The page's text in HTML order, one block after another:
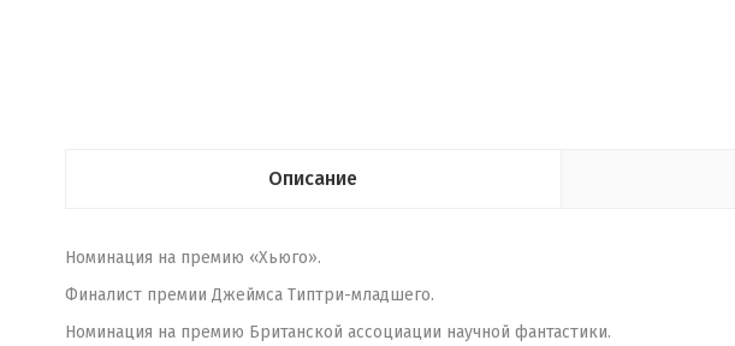
Описание
Номинация на премию «Хьюго».
Финалист премии Джеймса Типтри-младшего.
Номинация на премию Британской ассоциации научной фантастики.